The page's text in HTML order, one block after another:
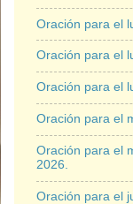
Oración para el
Oración para el
Oración para el
Oración para el
Oración para el
2026.
Oración para el